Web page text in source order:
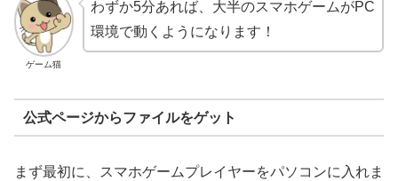
ゲーム猫
わずか5分あれば、大半のスマホゲームがPC
環境で動くようになります！
公式ページからファイルをゲット
まず最初に、スマホゲームプレイヤーをパソコンに入れま